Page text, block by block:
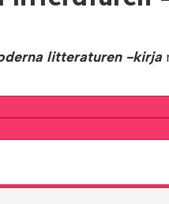
litteraturen -kirja